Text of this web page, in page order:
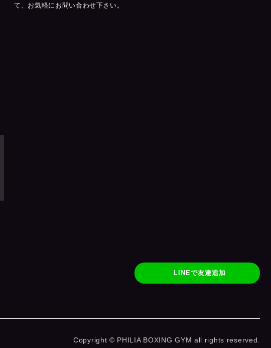
て、お気軽にお問い合わせ下さい。
LINEで友達追加
Copyright © PHILIA BOXING GYM all rights reserved.